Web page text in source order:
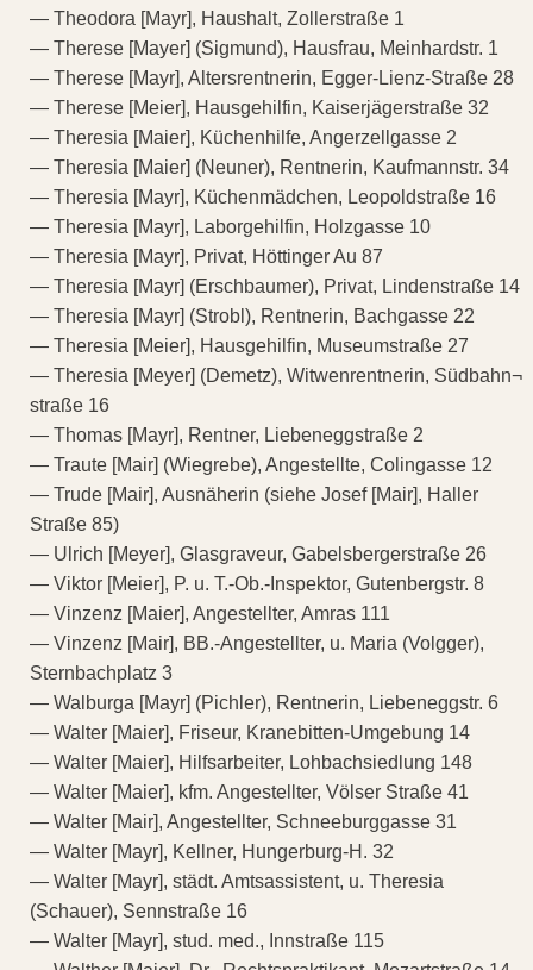
— Theodora [Mayr], Haushalt, Zollerstraße 1
— Therese [Mayer] (Sigmund), Hausfrau, Meinhardstr. 1
— Therese [Mayr], Altersrentnerin, Egger-Lienz-Straße 28
— Therese [Meier], Hausgehilfin, Kaiserjägerstraße 32
— Theresia [Maier], Küchenhilfe, Angerzellgasse 2
— Theresia [Maier] (Neuner), Rentnerin, Kaufmannstr. 34
— Theresia [Mayr], Küchenmädchen, Leopoldstraße 16
— Theresia [Mayr], Laborgehilfin, Holzgasse 10
— Theresia [Mayr], Privat, Höttinger Au 87
— Theresia [Mayr] (Erschbaumer), Privat, Lindenstraße 14
— Theresia [Mayr] (Strobl), Rentnerin, Bachgasse 22
— Theresia [Meier], Hausgehilfin, Museumstraße 27
— Theresia [Meyer] (Demetz), Witwenrentnerin, Südbahn¬
straße 16
— Thomas [Mayr], Rentner, Liebeneggstraße 2
— Traute [Mair] (Wiegrebe), Angestellte, Colingasse 12
— Trude [Mair], Ausnäherin (siehe Josef [Mair], Haller
Straße 85)
— Ulrich [Meyer], Glasgraveur, Gabelsbergerstraße 26
— Viktor [Meier], P. u. T.-Ob.-Inspektor, Gutenbergstr. 8
— Vinzenz [Maier], Angestellter, Amras 111
— Vinzenz [Mair], BB.-Angestellter, u. Maria (Volgger),
Sternbachplatz 3
— Walburga [Mayr] (Pichler), Rentnerin, Liebeneggstr. 6
— Walter [Maier], Friseur, Kranebitten-Umgebung 14
— Walter [Maier], Hilfsarbeiter, Lohbachsiedlung 148
— Walter [Maier], kfm. Angestellter, Völser Straße 41
— Walter [Mair], Angestellter, Schneeburggasse 31
— Walter [Mayr], Kellner, Hungerburg-H. 32
— Walter [Mayr], städt. Amtsassistent, u. Theresia
(Schauer), Sennstraße 16
— Walter [Mayr], stud. med., Innstraße 115